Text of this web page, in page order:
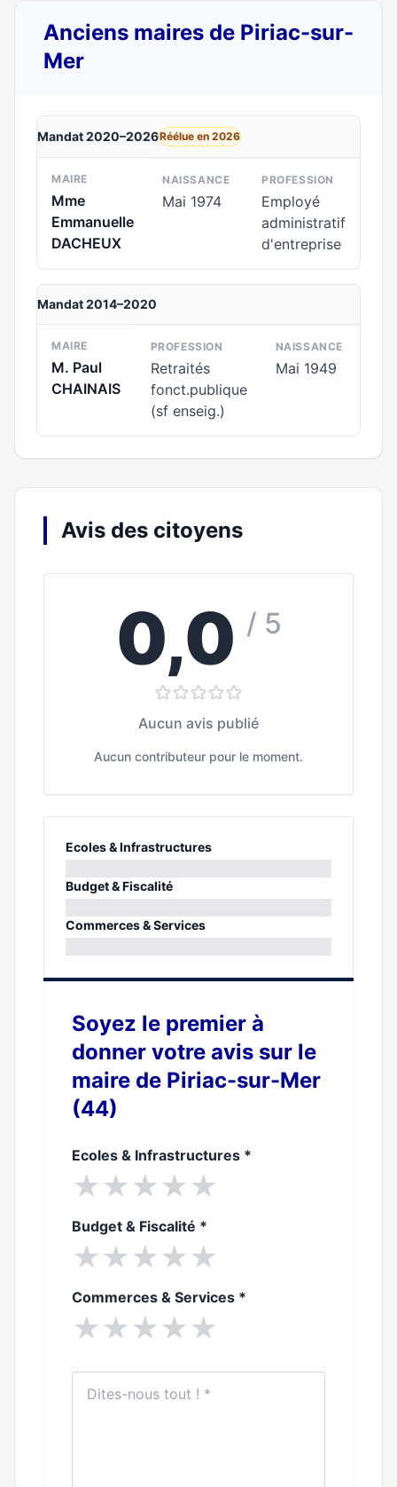
Anciens maires de Piriac-sur-
Mer
Mandat 2020–2026Réélue en 2026
MAIRE
Mme
Emmanuelle
DACHEUX
NAISSANCE
Mai 1974
PROFESSION
Employé
administratif
d'entreprise
Mandat 2014–2020
MAIRE
M. Paul
CHAINAIS
PROFESSION
Retraités
fonct.publique
(sf enseig.)
NAISSANCE
Mai 1949
Avis des citoyens
0,0 / 5
Aucun avis publié
Aucun contributeur pour le moment.
Ecoles & Infrastructures
0%
Budget & Fiscalité
0%
Commerces & Services
Soyez le premier à
donner votre avis sur le
maire de Piriac-sur-Mer
(44)
Ecoles & Infrastructures *
★★★★★
Budget & Fiscalité *
★★★★★
Commerces & Services *
★★★★★